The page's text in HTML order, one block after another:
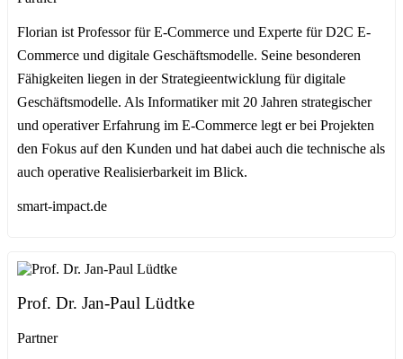
Florian ist Professor für E-Commerce und Experte für D2C E-
Commerce und digitale Geschäftsmodelle. Seine besonderen
Fähigkeiten liegen in der Strategieentwicklung für digitale
Geschäftsmodelle. Als Informatiker mit 20 Jahren strategischer
und operativer Erfahrung im E-Commerce legt er bei Projekten
den Fokus auf den Kunden und hat dabei auch die technische als
auch operative Realisierbarkeit im Blick.
smart-impact.de
Prof. Dr. Jan-Paul Lüdtke
Partner